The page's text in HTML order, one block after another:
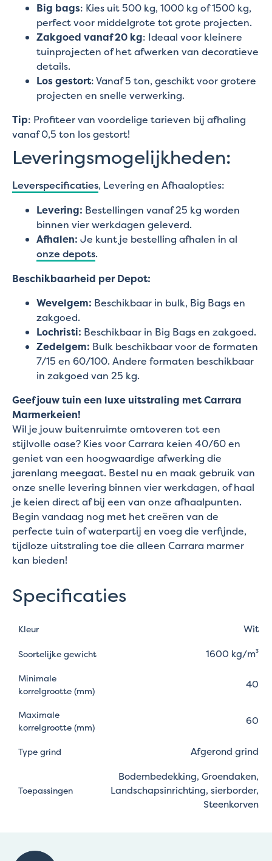
Big bags: Kies uit 500 kg, 1000 kg of 1500 kg,
perfect voor middelgrote tot grote projecten.
Zakgoed vanaf 20 kg: Ideaal voor kleinere
tuinprojecten of het afwerken van decoratieve
details.
Los gestort: Vanaf 5 ton, geschikt voor grotere
projecten en snelle verwerking.
Tip: Profiteer van voordelige tarieven bij afhaling
vanaf 0,5 ton los gestort!
Leveringsmogelijkheden:
Leverspecificaties, Levering en Afhaalopties:
Levering: Bestellingen vanaf 25 kg worden
binnen vier werkdagen geleverd.
Afhalen: Je kunt je bestelling afhalen in al
onze depots.
Beschikbaarheid per Depot:
Wevelgem: Beschikbaar in bulk, Big Bags en
zakgoed.
Lochristi: Beschikbaar in Big Bags en zakgoed.
Zedelgem: Bulk beschikbaar voor de formaten
7/15 en 60/100. Andere formaten beschikbaar
in zakgoed van 25 kg.
Geef jouw tuin een luxe uitstraling met Carrara
Marmerkeien!
Wil je jouw buitenruimte omtoveren tot een
stijlvolle oase? Kies voor Carrara keien 40/60 en
geniet van een hoogwaardige afwerking die
jarenlang meegaat. Bestel nu en maak gebruik van
onze snelle levering binnen vier werkdagen, of haal
je keien direct af bij een van onze afhaalpunten.
Begin vandaag nog met het creëren van de
perfecte tuin of waterpartij en voeg die verfijnde,
tijdloze uitstraling toe die alleen Carrara marmer
kan bieden!
Specificaties
Kleur Wit
Soortelijke gewicht 1600 kg/m³
Minimale
korrelgrootte (mm)
40
Maximale
korrelgrootte (mm)
60
Type grind Afgerond grind
Toepassingen
Bodembedekking, Groendaken,
Landschapsinrichting, sierborder,
Steenkorven